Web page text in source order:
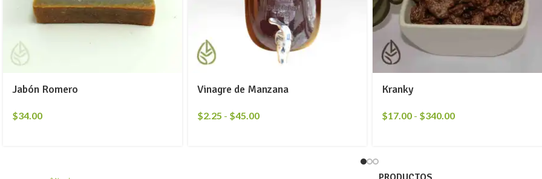
Jabón Romero
$34.00
Vinagre de Manzana
$2.25 - $45.00
Kranky
$17.00 - $340.00